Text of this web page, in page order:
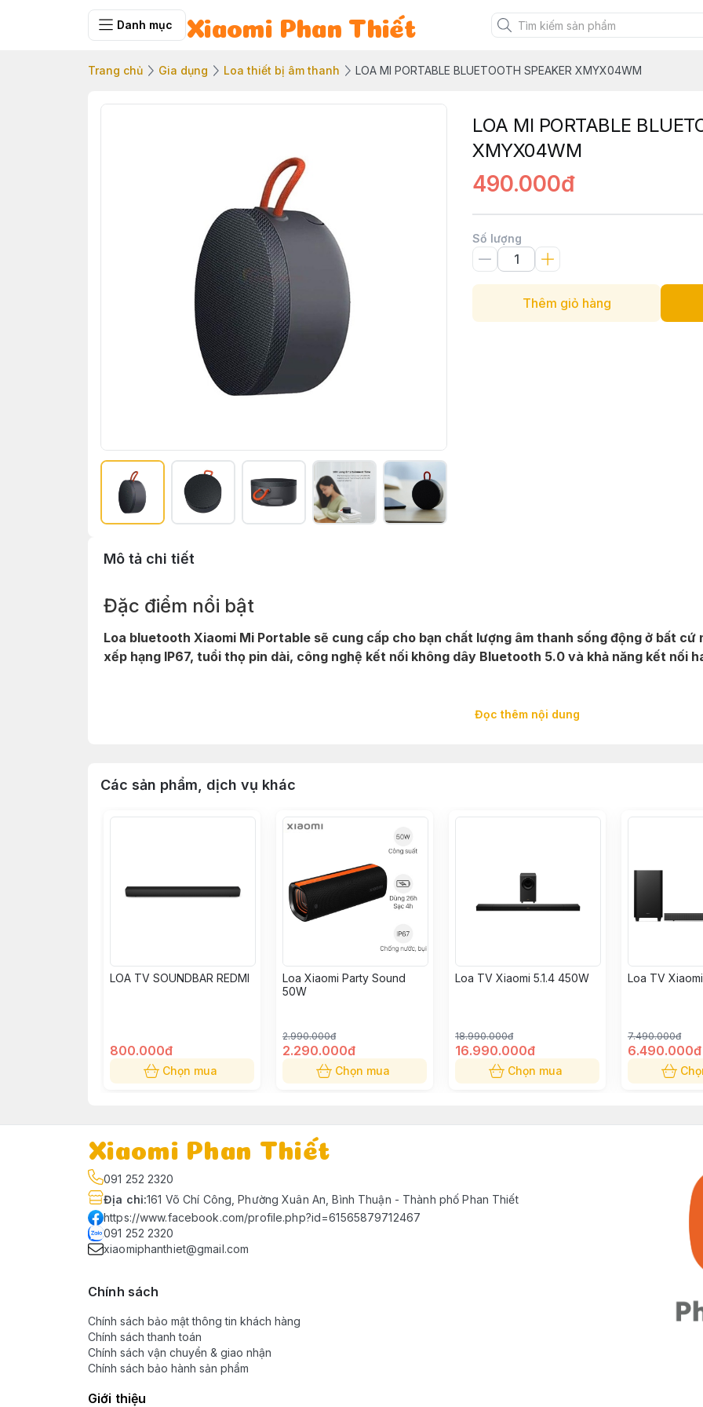
Danh mục Xiaomi Phan Thiết
Trang chủ Gia dụng Loa thiết bị âm thanh LOA MI PORTABLE BLUETOOTH SPEAKER XMYX04WM
LOA MI PORTABLE
XMYX04WM
490.000đ
Số lượng
Thêm giỏ hàng
Mô tả chi tiết
Đặc điểm nổi bật
Loa bluetooth Xiaomi Mi Portable sẽ cung cấp cho bạn chất lượng âm thanh sống động ở bất cứ
xếp hạng IP67, tuổi thọ pin dài, công nghệ kết nối không dây Bluetooth 5.0 và khả năng kết nối
Loa bluetooth Xiaomi Mi Portable đủ nhỏ gọn để bạn có thể mang nó bên trong túi hoặc cầm trong
của mình ở bất cứ nơi đâu mà không cảm thấy vướng víu.
Đọc thêm nội dung
Các sản phẩm, dịch vụ khác
LOA TV SOUNDBAR REDMI
800.000đ
Chọn mua
Loa Xiaomi Party Sound
50W
2.990.000đ
2.290.000đ
Chọn mua
Loa TV Xiaomi 5.1.4 450W
18.990.000đ
16.990.000đ
Chọn mua
Loa TV
7.490.000đ
6.490.000đ
Xiaomi Phan Thiết
091 252 2320
Địa chỉ:161 Võ Chí Công, Phường Xuân An, Bình Thuận - Thành phố Phan Thiết
https://www.facebook.com/profile.php?id=61565879712467
091 252 2320
xiaomiphanthiet@gmail.com
Chính sách
Chính sách bảo mật thông tin khách hàng
Chính sách thanh toán
Chính sách vận chuyển & giao nhận
Chính sách bảo hành sản phẩm
Giới thiệu